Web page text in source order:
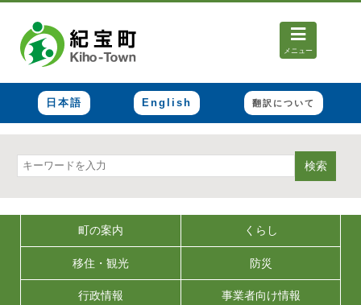
メニュー
日本語 English 翻訳について
検索
町の案内 くらし
移住・観光 防災
行政情報 事業者向け情報